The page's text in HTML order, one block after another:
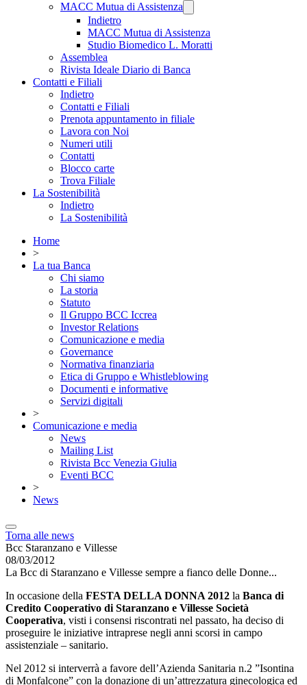
MACC Mutua di Assistenza
Indietro
MACC Mutua di Assistenza
Studio Biomedico L. Moratti
Assemblea
Rivista Ideale Diario di Banca
Contatti e Filiali
Indietro
Contatti e Filiali
Prenota appuntamento in filiale
Lavora con Noi
Numeri utili
Contatti
Blocco carte
Trova Filiale
La Sostenibilità
Indietro
La Sostenibilità
Home
>
La tua Banca
Chi siamo
La storia
Statuto
Il Gruppo BCC Iccrea
Investor Relations
Comunicazione e media
Governance
Normativa finanziaria
Etica di Gruppo e Whistleblowing
Documenti e informative
Servizi digitali
>
Comunicazione e media
News
Mailing List
Rivista Bcc Venezia Giulia
Eventi BCC
>
News
Torna alle news
Bcc Staranzano e Villesse
08/03/2012
La Bcc di Staranzano e Villesse sempre a fianco delle Donne...
In occasione della FESTA DELLA DONNA 2012 la Banca di
Credito Cooperativo di Staranzano e Villesse Società
Cooperativa, visti i consensi riscontrati nel passato, ha deciso di
proseguire le iniziative intraprese negli anni scorsi in campo
assistenziale – sanitario.
Nel 2012 si interverrà a favore dell’Azienda Sanitaria n.2 ”Isontina
di Monfalcone” con la donazione di un’attrezzatura ginecologica ed